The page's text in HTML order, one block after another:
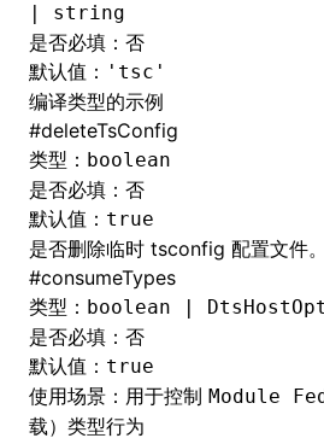
| string
是否必填：否
默认值： 'tsc'
编译类型的示例
#deleteTsConfig
类型： boolean
是否必填：否
默认值： true
是否删除临时 tsconfig 配置文件。
#consumeTypes
类型： boolean |
是否必填：否
默认值： true
使用场景：用于控制 Module
载）类型行为